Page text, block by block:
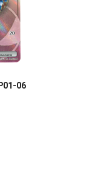
06